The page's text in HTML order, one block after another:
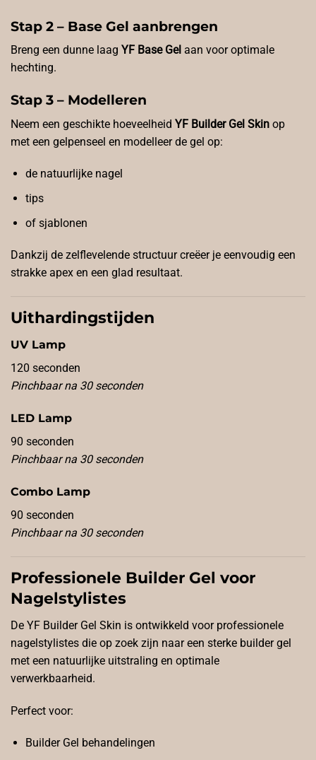
Stap 2 – Base Gel aanbrengen
Breng een dunne laag YF Base Gel aan voor optimale
hechting.
Stap 3 – Modelleren
Neem een geschikte hoeveelheid YF Builder Gel Skin op
met een gelpenseel en modelleer de gel op:
de natuurlijke nagel
tips
of sjablonen
Dankzij de zelflevelende structuur creëer je eenvoudig een
strakke apex en een glad resultaat.
Uithardingstijden
UV Lamp
120 seconden
Pinchbaar na 30 seconden
LED Lamp
90 seconden
Pinchbaar na 30 seconden
Combo Lamp
90 seconden
Pinchbaar na 30 seconden
Professionele Builder Gel voor
Nagelstylistes
De YF Builder Gel Skin is ontwikkeld voor professionele
nagelstylistes die op zoek zijn naar een sterke builder gel
met een natuurlijke uitstraling en optimale
verwerkbaarheid.
Perfect voor:
Builder Gel behandelingen